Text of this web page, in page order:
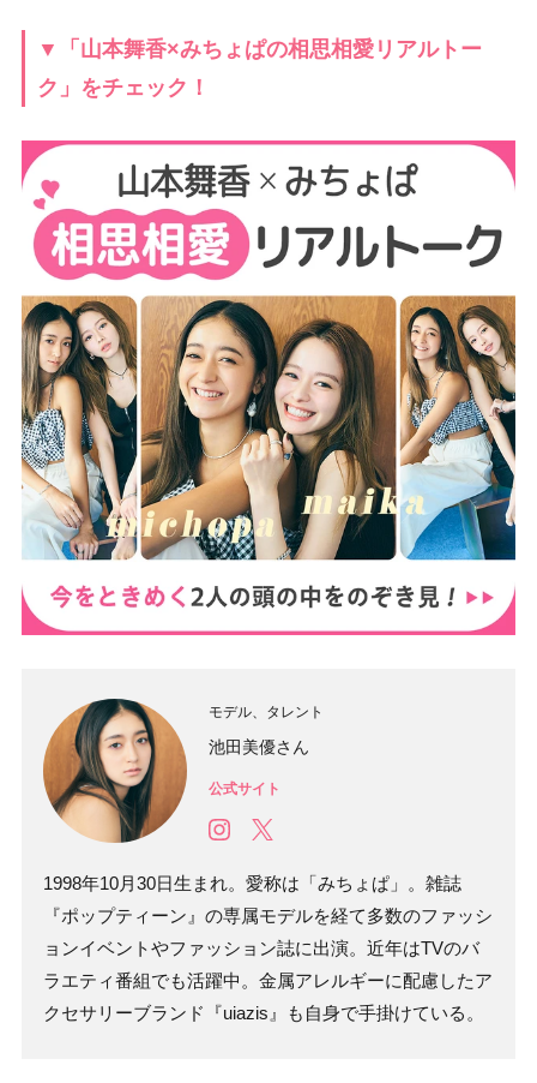
▼「山本舞香×みちょぱの相思相愛リアルトー
ク」をチェック！
モデル、タレント
池田美優さん
公式サイト
1998年10月30日生まれ。愛称は「みちょぱ」。雑誌
『ポップティーン』の専属モデルを経て多数のファッシ
ョンイベントやファッション誌に出演。近年はTVのバ
ラエティ番組でも活躍中。金属アレルギーに配慮したア
クセサリーブランド『uiazis』も自身で手掛けている。